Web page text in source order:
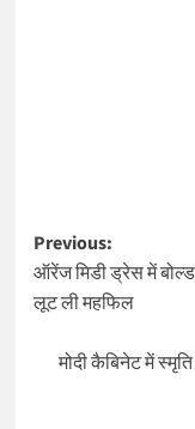
Post
Previous:
ऑरेंज मिडी ड्रेस में
लूट ली महफिल
मोदी कैबिनेट में